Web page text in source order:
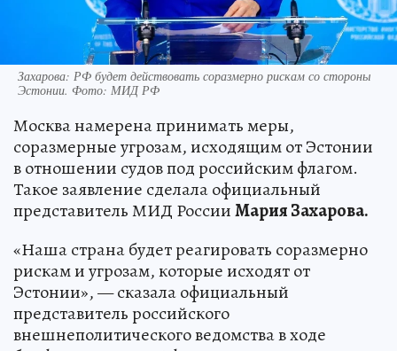
Захарова: РФ будет действовать соразмерно рискам со стороны
Эстонии. Фото: МИД РФ
Москва намерена принимать меры,
соразмерные угрозам, исходящим от Эстонии
в отношении судов под российским флагом.
Такое заявление сделала официальный
представитель МИД РоссииМария Захарова.
«Наша страна будет реагировать соразмерно
рискам и угрозам, которые исходят от
Эстонии», — сказала официальный
представитель российского
внешнеполитического ведомства в ходе